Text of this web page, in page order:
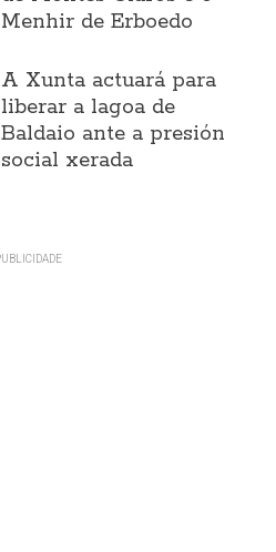
Menhir de Erboedo
A Xunta actuará para
liberar a lagoa de
Baldaio ante a presión
social xerada